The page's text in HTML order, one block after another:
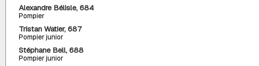
Alexandre Bélisle, 684
Pompier
Tristan Watier, 687
Pompier junior
Stéphane Bell, 688
Pompier junior